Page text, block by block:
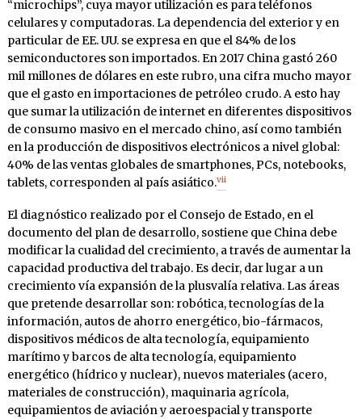
“microchips”, cuya mayor utilización es para teléfonos
celulares y computadoras. La dependencia del exterior y en
particular de EE. UU. se expresa en que el 84% de los
semiconductores son importados. En 2017 China gastó 260
mil millones de dólares en este rubro, una cifra mucho mayor
que el gasto en importaciones de petróleo crudo. A esto hay
que sumar la utilización de internet en diferentes dispositivos
de consumo masivo en el mercado chino, así como también
en la producción de dispositivos electrónicos a nivel global:
40% de las ventas globales de smartphones, PCs, notebooks,
tablets, corresponden al país asiático.vii
El diagnóstico realizado por el Consejo de Estado, en el
documento del plan de desarrollo, sostiene que China debe
modificar la cualidad del crecimiento, a través de aumentar la
capacidad productiva del trabajo. Es decir, dar lugar a un
crecimiento vía expansión de la plusvalía relativa. Las áreas
que pretende desarrollar son: robótica, tecnologías de la
información, autos de ahorro energético, bio-fármacos,
dispositivos médicos de alta tecnología, equipamiento
marítimo y barcos de alta tecnología, equipamiento
energético (hídrico y nuclear), nuevos materiales (acero,
materiales de construcción), maquinaria agrícola,
equipamientos de aviación y aeroespacial y transporte